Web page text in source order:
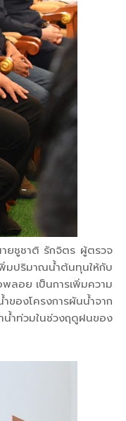
ยชูชาติ รักจิตร ผู้ตรวจ
พิ่มปริมาณน้ำต้นทุนให้กับ
ลอย เป็นการเพิ่มความ
ของโครงการผันน้ำจาก
ำท่วมในช่วงฤดูฝนของ